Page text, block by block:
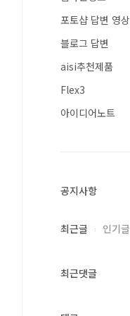
포토샵 답변 영상
블로그 답변
aisi추천제품
Flex3
아이디어노트
공지사항
최근글 인기글
최근댓글